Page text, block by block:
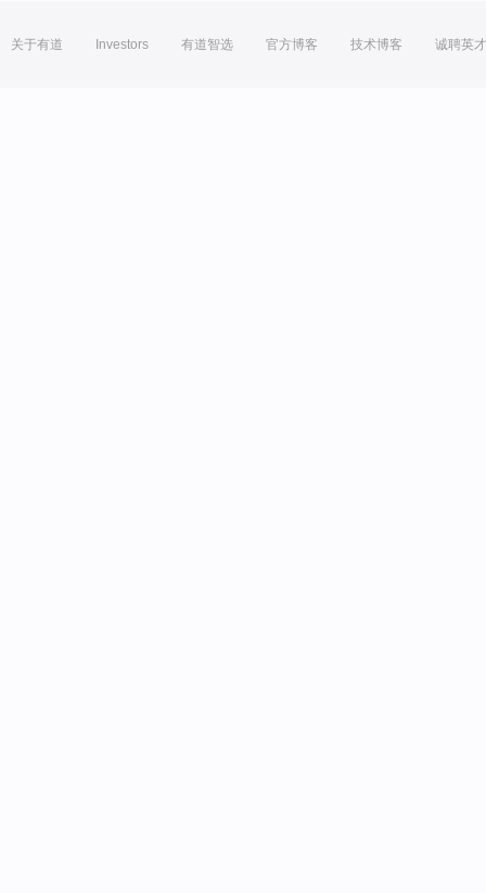
关于有道 Investors 有道智选 官方博客 技术博客 诚聘英才